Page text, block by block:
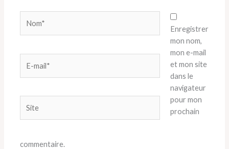
mail*
Enregistrer
mon nom,
mon e-mail
et mon site
dans le
navigateur
pour mon
prochain
commentaire.